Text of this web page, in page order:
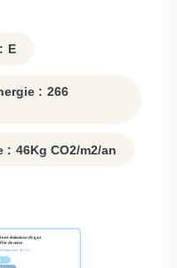
E
: 266
: 46Kg CO2/m2/an